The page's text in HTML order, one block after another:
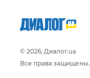
© 2026, Диалог.ua
Все права защищены.